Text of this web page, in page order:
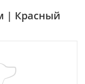
| Красный